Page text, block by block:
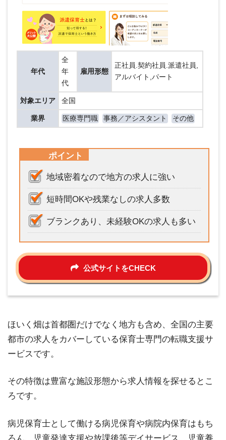
年代
全
年
代
雇用形態
正社員.契約社員.派遣社員,
アルバイト,パート
対象エリア 全国
業界 医療専門職 事務／アシスタント その他
ポイント
地域密着なので地方の求人に強い
短時間OKや残業なしの求人多数
ブランクあり、未経験OKの求人も多い
公式サイトをCHECK
ほいく畑は首都圏だけでなく地方も含め、全国の主要
都市の求人をカバーしている保育士専門の転職支援サ
ービスです。
その特徴は豊富な施設形態から求人情報を探せるとこ
ろです。
病児保育士として働ける病児保育や病院内保育はもち